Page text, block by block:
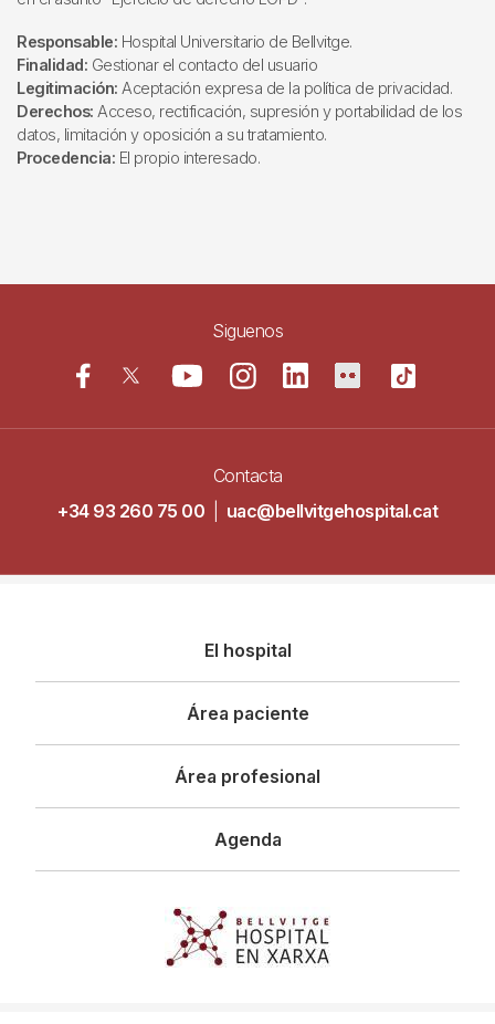
Responsable: Hospital Universitario de Bellvitge.
Finalidad: Gestionar el contacto del usuario
Legitimación: Aceptación expresa de la política de privacidad.
Derechos: Acceso, rectificación, supresión y portabilidad de los
datos, limitación y oposición a su tratamiento.
Procedencia: El propio interesado.
Siguenos
Contacta
+34 93 260 75 00
uac@bellvitgehospital.cat
principal
El hospital
Área paciente
Área profesional
Agenda